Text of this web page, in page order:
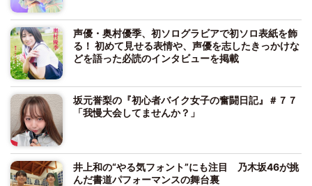
声優・奥村優季、初ソログラビアで初ソロ表紙を飾
る！ 初めて見せる表情や、声優を志したきっかけな
どを語った必読のインタビューを掲載
坂元誉梨の『初心者バイク女子の奮闘日記』＃７７
「我慢大会してませんか？」
井上和の“やる気フォント”にも注目 乃木坂46が挑
んだ書道パフォーマンスの舞台裏